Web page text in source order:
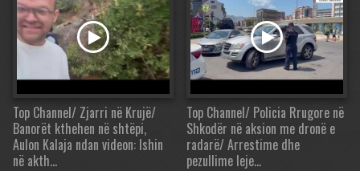
Top Channel/ Zjarri në Krujë/
Banorët kthehen në shtëpi,
Aulon Kalaja ndan videon: Ishin
në akth…
Top Channel/ Policia Rrugore në
Shkodër në aksion me dronë e
radarë/ Arrestime dhe
pezullime leje…